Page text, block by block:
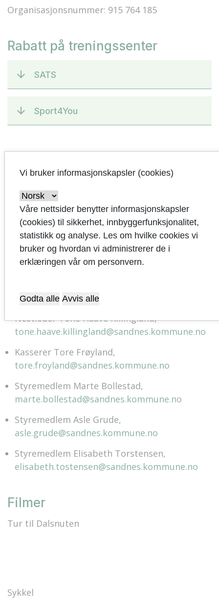
Organisasjonsnummer: 915 764 185
Rabatt på treningssenter
SATS
Sport4You
Det er mulighet for å starte opp nye aktiviteter,
så ta kontakt med oss i bedriftsidrettslaget om
du har lyst å starte en ny gruppe. Vi har
tidligere hatt grupper for bl.a. fotball, håndball,
curling, friluftsliv og ski.
Styret består av:
camilla.overgaard.rorvik@sandnes.kommune.no
Nestleder Tone Haave Killingland,
tone.haave.killingland@sandnes.kommune.no
Kasserer Tore Frøyland,
tore.froyland@sandnes.kommune.no
Styremedlem Marte Bollestad,
marte.bollestad@sandnes.kommune.no
Styremedlem Asle Grude,
asle.grude@sandnes.kommune.no
Styremedlem Elisabeth Torstensen,
elisabeth.tostensen@sandnes.kommune.no
Filmer
Tur til Dalsnuten
Sykkel
Vi bruker informasjonskapsler (cookies)
Våre nettsider benytter informasjonskapsler
(cookies) til sikkerhet, innbyggerfunksjonalitet,
statistikk og analyse. Les om hvilke cookies vi
bruker og hvordan vi administrerer de i
erklæringen vår om personvern.
Godta alle Avvis alle